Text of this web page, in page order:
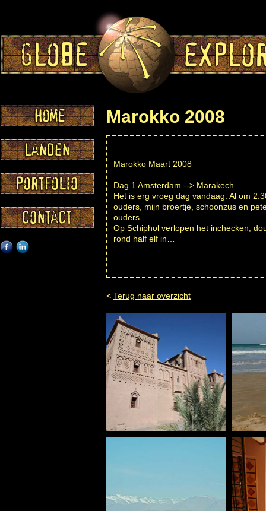
Marokko 2008
Marokko Maart 2008
Dag 1 Amsterdam --> Marakech
Het is erg vroeg dag vandaag. Al om
ouders, mijn broertje, schoonzus en
ouders.
Op Schiphol verlopen het inchecken,
rond half elf in…
< Terug naar overzicht